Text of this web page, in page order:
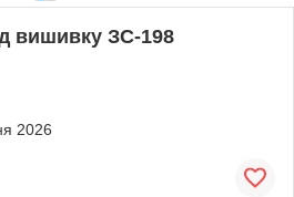
вишивку ЗС-198
2026